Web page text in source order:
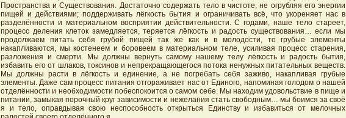
Пространства и Существования. Достаточно содержать тело в чистоте, не огрубляя его энергии
пищей и действиями; поддерживать лёгкость бытия и ограничивать всё, что укореняет нас в
разделённости и материальном восприятии действительности. С годами, наше тело стареет,
процесс деления клеток замедляется, теряется лёгкость и радость существования… если мы
продолжаем питать себя грубой пищей так же как и в молодости, то грубые элементы
накапливаются, мы костенеем и боровеем в материальном теле, усиливая процесс старения,
разложения и смерти. Мы должны вернуть самому нашему телу лёгкость и радость бытия,
избавить его от шлаков, токсинов и непрекращающегося потока ненужных питательных веществ.
Мы должны расти в лёгкость и единение, а не погребать себя заживо, накапливая грубые
элементы. Даже сам процесс питания отгораживает нас от Единого, напоминая голодом о нашей
отделённости и необходимости побеспокоится о самом себе. Мы находим удовольствие в пище и
питании, замыкая порочный круг зависимости и нежелания стать свободным… мы боимся за своё
я и тело, оправдывая свою неспособность открыться Единству и избавиться от мелочных